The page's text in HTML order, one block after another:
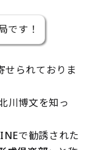
です！
せられておりま
川博文を知っ
で勧誘された